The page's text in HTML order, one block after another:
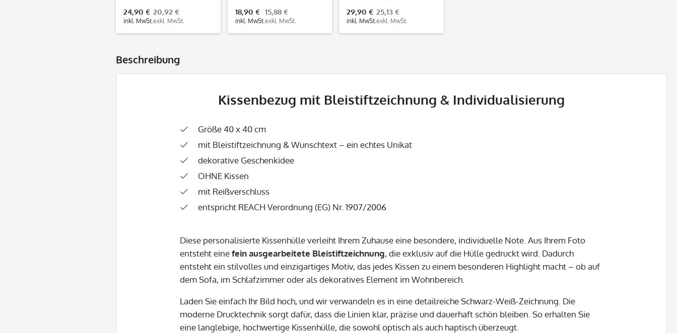
24,90 €
inkl. MwSt.
20,92 €
exkl. MwSt.
18,90 €
inkl. MwSt.
15,88 €
exkl. MwSt.
29,90 €
inkl. MwSt.
25,13 €
exkl. MwSt.
Beschreibung
Kissenbezug mit Bleistiftzeichnung & Individualisierung
Größe 40 x 40 cm
mit Bleistiftzeichnung & Wunschtext – ein echtes Unikat
dekorative Geschenkidee
OHNE Kissen
mit Reißverschluss
entspricht REACH Verordnung (EG) Nr. 1907/2006
Diese personalisierte Kissenhülle verleiht Ihrem Zuhause eine besondere, individuelle Note. Aus Ihrem Foto
entsteht einefein ausgearbeitete Bleistiftzeichnung, die exklusiv auf die Hülle gedruckt wird. Dadurch
entsteht ein stilvolles und einzigartiges Motiv, das jedes Kissen zu einem besonderen Highlight macht – ob auf
dem Sofa, im Schlafzimmer oder als dekoratives Element im Wohnbereich.
Laden Sie einfach Ihr Bild hoch, und wir verwandeln es in eine detailreiche Schwarz-Weiß-Zeichnung. Die
moderne Drucktechnik sorgt dafür, dass die Linien klar, präzise und dauerhaft schön bleiben. So erhalten Sie
eine langlebige, hochwertige Kissenhülle, die sowohl optisch als auch haptisch überzeugt.